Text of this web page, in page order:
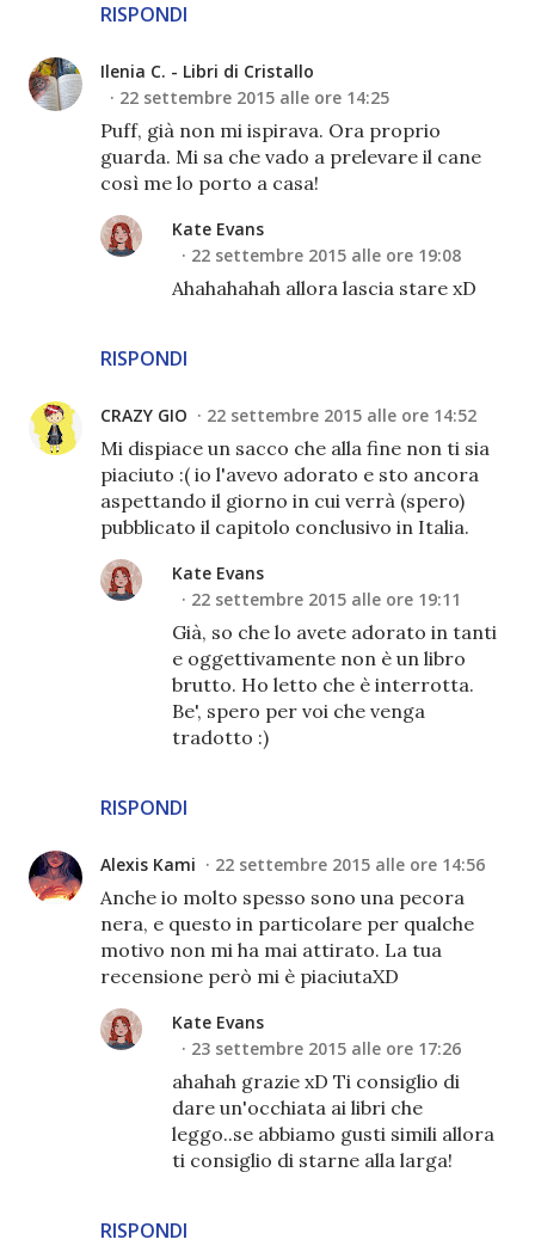
RISPONDI
Ilenia C. - Libri di Cristallo
22 settembre 2015 alle ore 14:25
Puff, già non mi ispirava. Ora proprio
guarda. Mi sa che vado a prelevare il cane
così me lo porto a casa!
RISPONDI
Kate Evans
22 settembre 2015 alle ore 19:08
Ahahahahah allora lascia stare xD
CRAZY GIO 22 settembre 2015 alle ore 14:52
Mi dispiace un sacco che alla fine non ti sia
piaciuto :( io l'avevo adorato e sto ancora
aspettando il giorno in cui verrà (spero)
pubblicato il capitolo conclusivo in Italia.
RISPONDI
Kate Evans
22 settembre 2015 alle ore 19:11
Già, so che lo avete adorato in tanti
e oggettivamente non è un libro
brutto. Ho letto che è interrotta.
Be', spero per voi che venga
tradotto :)
Alexis Kami 22 settembre 2015 alle ore 14:56
Anche io molto spesso sono una pecora
nera, e questo in particolare per qualche
motivo non mi ha mai attirato. La tua
recensione però mi è piaciutaXD
RISPONDI
Kate Evans
23 settembre 2015 alle ore 17:26
ahahah grazie xD Ti consiglio di
dare un'occhiata ai libri che
leggo..se abbiamo gusti simili allora
ti consiglio di starne alla larga!